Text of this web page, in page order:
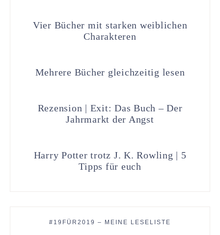
Vier Bücher mit starken weiblichen
Charakteren
Mehrere Bücher gleichzeitig lesen
Rezension | Exit: Das Buch – Der
Jahrmarkt der Angst
Harry Potter trotz J. K. Rowling | 5
Tipps für euch
#19FÜR2019 – MEINE LESELISTE